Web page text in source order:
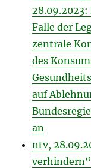
Falle der
zentrale
des
auf
an
ntv,